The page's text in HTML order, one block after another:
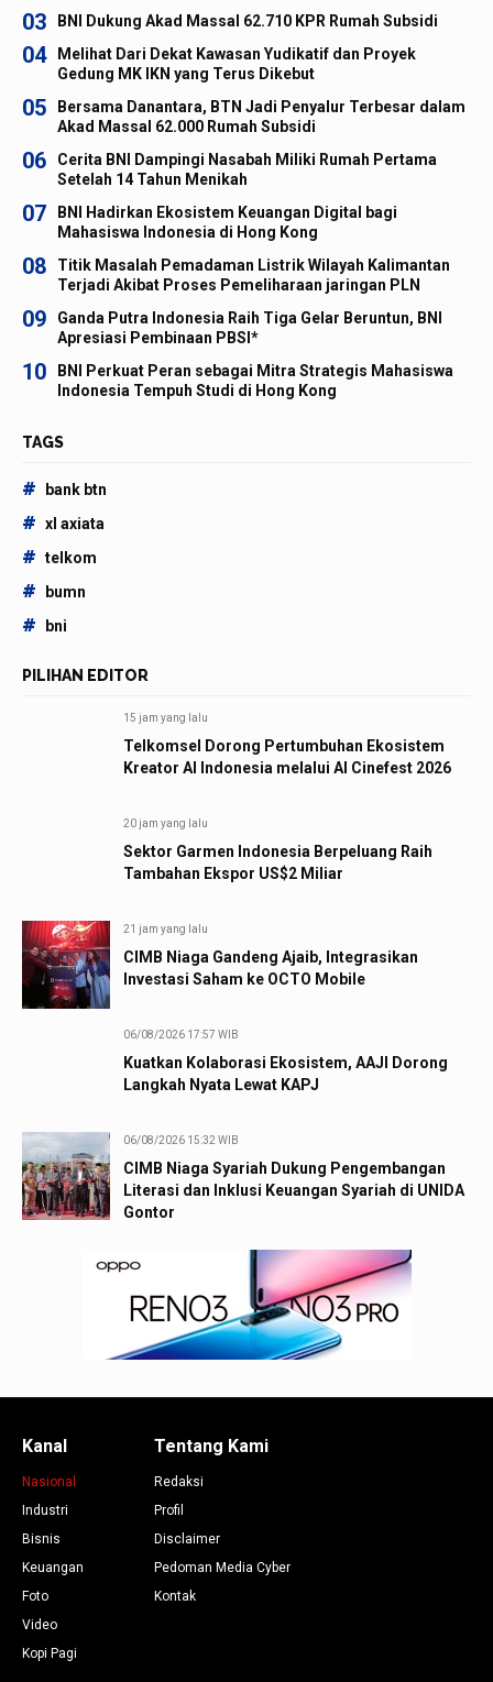
03 BNI Dukung Akad Massal 62.710 KPR Rumah Subsidi
04
Melihat Dari Dekat Kawasan Yudikatif dan Proyek
Gedung MK IKN yang Terus Dikebut
05
Bersama Danantara, BTN Jadi Penyalur Terbesar dalam
Akad Massal 62.000 Rumah Subsidi
06
Cerita BNI Dampingi Nasabah Miliki Rumah Pertama
Setelah 14 Tahun Menikah
07
BNI Hadirkan Ekosistem Keuangan Digital bagi
Mahasiswa Indonesia di Hong Kong
08
Titik Masalah Pemadaman Listrik Wilayah Kalimantan
Terjadi Akibat Proses Pemeliharaan jaringan PLN
09
Ganda Putra Indonesia Raih Tiga Gelar Beruntun, BNI
Apresiasi Pembinaan PBSI*
10
BNI Perkuat Peran sebagai Mitra Strategis Mahasiswa
Indonesia Tempuh Studi di Hong Kong
TAGS
# bank btn
# xl axiata
# telkom
# bumn
# bni
PILIHAN EDITOR
15 jam yang lalu
Telkomsel Dorong Pertumbuhan Ekosistem
Kreator AI Indonesia melalui AI Cinefest 2026
20 jam yang lalu
Sektor Garmen Indonesia Berpeluang Raih
Tambahan Ekspor US$2 Miliar
21 jam yang lalu
CIMB Niaga Gandeng Ajaib, Integrasikan
Investasi Saham ke OCTO Mobile
06/08/2026 17:57 WIB
Kuatkan Kolaborasi Ekosistem, AAJI Dorong
Langkah Nyata Lewat KAPJ
06/08/2026 15:32 WIB
CIMB Niaga Syariah Dukung Pengembangan
Literasi dan Inklusi Keuangan Syariah di UNIDA
Gontor
Kanal
Nasional
Industri
Bisnis
Keuangan
Foto
Video
Kopi Pagi
Tentang Kami
Redaksi
Profil
Disclaimer
Pedoman Media Cyber
Kontak